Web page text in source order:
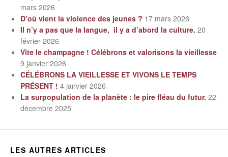
mars 2026
D’où vient la violence des jeunes ? 17 mars 2026
Il n’y a pas que la langue, il y a d’abord la culture. 20
février 2026
Vite le champagne ! Célébrons et valorisons la vieillesse
9 janvier 2026
CÉLÉBRONS LA VIEILLESSE ET VIVONS LE TEMPS
PRÉSENT ! 4 janvier 2026
La surpopulation de la planète : le pire fléau du futur. 22
décembre 2025
LES AUTRES ARTICLES